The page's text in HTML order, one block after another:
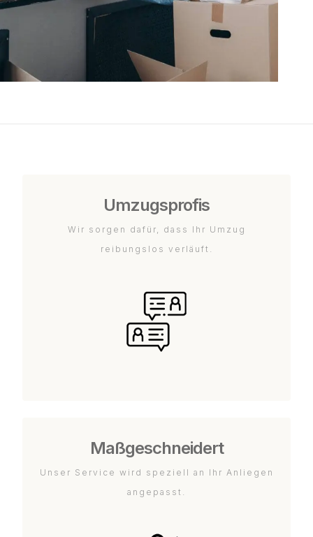
Umzugsprofis
Wir sorgen dafür, dass Ihr Umzug
reibungslos verläuft.
Maßgeschneidert
Unser Service wird speziell an Ihr Anliegen
angepasst.